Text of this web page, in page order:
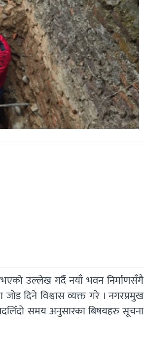
उल्लेख गर्दै नयाँ भवन निर्माणसँगै
दिने विश्वास व्यक्त गरे । नगरप्रमुख
बदलिँदो समय अनुसारका बिषयहरु सूचना